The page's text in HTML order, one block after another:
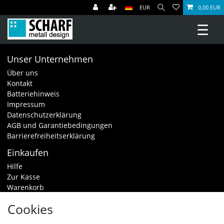
EUR 0,00 EUR
☰
Unser Unternehmen
Über uns
Kontakt
Batteriehinweis
Impressum
Datenschutzerklärung
AGB und Garantiebedingungen
Barrierefreiheitserklärung
Einkaufen
Hilfe
Zur Kasse
Warenkorb
Widerrufsrecht
Cookies